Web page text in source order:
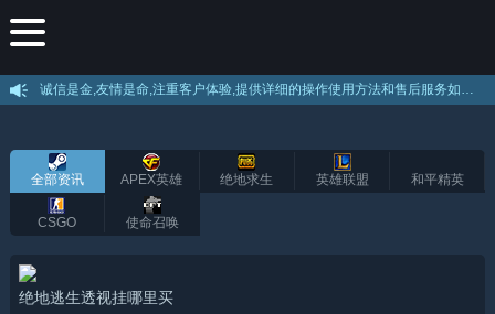
诚信是金,友情是命,注重客户体验,提供详细的操作使用方法和售后服务如果不会使用绝地求生辅助可以叫客服远程教你使用。 --
全部资讯 APEX英雄 绝地求生 英雄联盟 和平精英
CSGO 使命召唤
绝地逃生透视挂哪里买